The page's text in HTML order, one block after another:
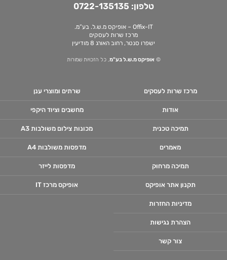
טלפון: 0722-135135
Offix-IT – אופיקס מ.ש.ל. בע”מ.
מרכז שרות לעסקים
ישפרו סנטר, רחוב האורג 8 מודיעין
© אופיקס מ.ש.ל בע"מ, כל הזכויות שמורות
מרכז שרות לעסקים
אודות
תמיכה טכנית
מאמרים
תמיכה מרחוק
תקנון אתר אופיקס
מדיניות החזרות
הצהרת נגישות
צור קשר
שרתים ומוצרי ענן
מחשבים וציוד היקפי
מכונות צילום משולבות A3
מדפסות משולבות A4
מדפסות לייזר
אופיקס מרכז IT